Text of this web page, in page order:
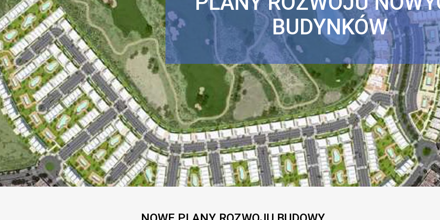
BUDYNKÓW